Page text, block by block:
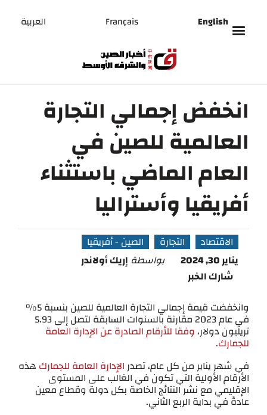
English
Français العربية
انخفض إجمالي التجارة
العالمية للصين في
العام الماضي باستثناء
أفريقيا وأستراليا
الاقتصاد التجارة
الصين - أفريقيا
يناير 30, 2024
بواسطة إريك أولاندر
شارك الخبر
وانخفضت قيمة إجمالي التجارة العالمية للصين بنسبة 5%
في عام 2023 مقارنة بالسنوات السابقة لتصل إلى 5.93
تريليون دولار، وفقا للأرقام الصادرة عن الإدارة العامة
للجمارك.
في شهر يناير من كل عام، تصدرالإدارة العامة للجمارك هذه
الأرقام الأولية التي تكون في الغالب على المستوى
الإقليمي مع نشر النتائج الخاصة بكل دولة وقطاع معين
عادةً في بداية الربع الثاني.